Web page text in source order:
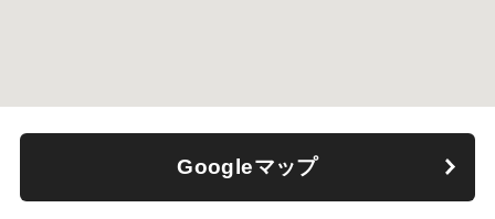
Googleマップ